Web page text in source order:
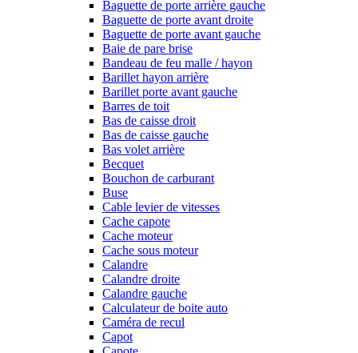
Baguette de porte arrière gauche
Baguette de porte avant droite
Baguette de porte avant gauche
Baie de pare brise
Bandeau de feu malle / hayon
Barillet hayon arrière
Barillet porte avant gauche
Barres de toit
Bas de caisse droit
Bas de caisse gauche
Bas volet arrière
Becquet
Bouchon de carburant
Buse
Cable levier de vitesses
Cache capote
Cache moteur
Cache sous moteur
Calandre
Calandre droite
Calandre gauche
Calculateur de boite auto
Caméra de recul
Capot